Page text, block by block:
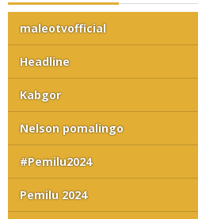
maleotvofficial
Headline
Kabgor
Nelson pomalingo
#Pemilu2024
Pemilu 2024